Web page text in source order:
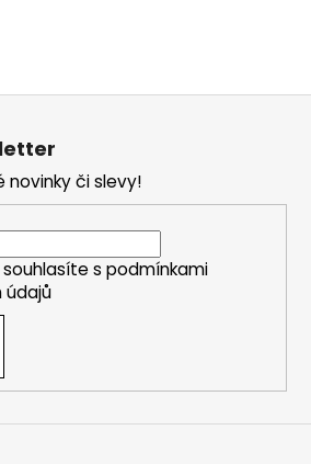
novinky či slevy!
s podmínkami
údajů